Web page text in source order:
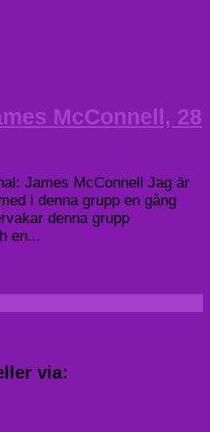
McConnell, 28
James McConnell Jag är
i denna grupp en gång
denna grupp
en...
via: